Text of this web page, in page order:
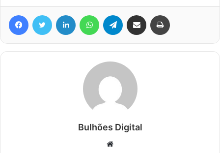
FacebookTwitter Linkedin WhatsAppTelegram Compartilhar via e-mail
Bulhões Digital
Website